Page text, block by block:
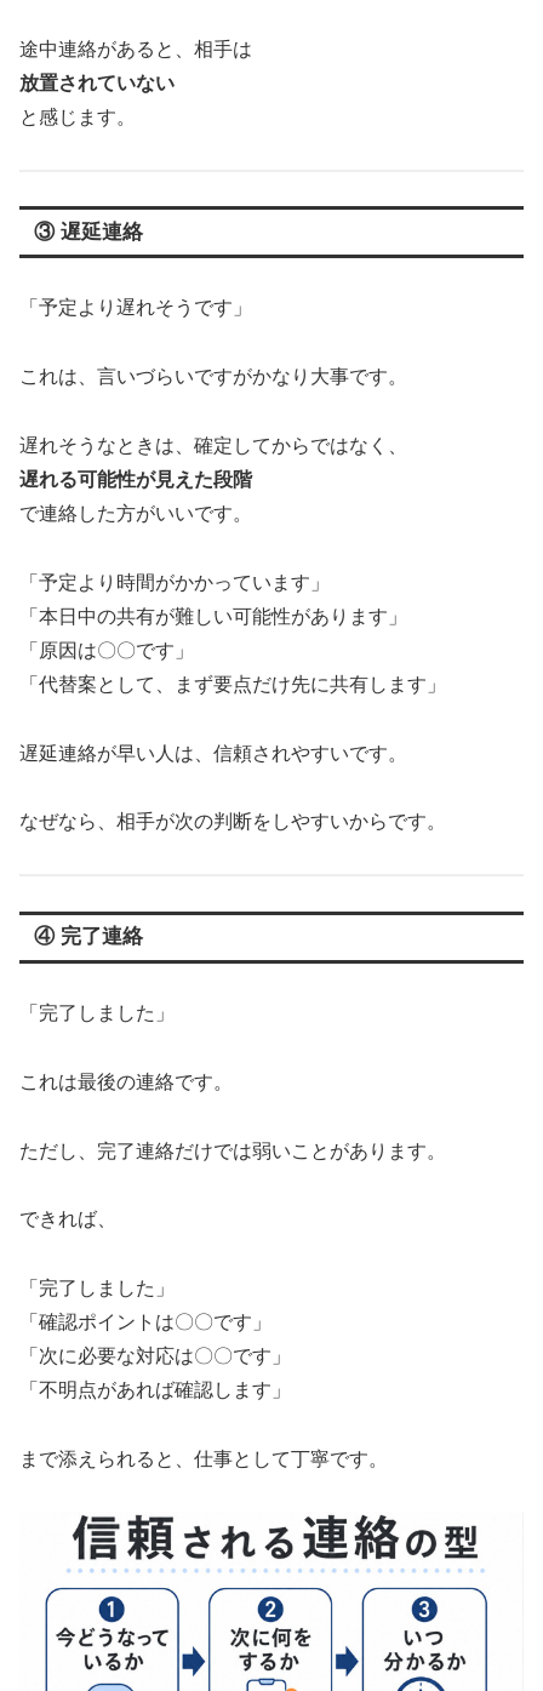
途中連絡があると、相手は
放置されていない
と感じます。
③ 遅延連絡
「予定より遅れそうです」
これは、言いづらいですがかなり大事です。
遅れそうなときは、確定してからではなく、
遅れる可能性が見えた段階
で連絡した方がいいです。
「予定より時間がかかっています」
「本日中の共有が難しい可能性があります」
「原因は〇〇です」
「代替案として、まず要点だけ先に共有します」
遅延連絡が早い人は、信頼されやすいです。
なぜなら、相手が次の判断をしやすいからです。
④ 完了連絡
「完了しました」
これは最後の連絡です。
ただし、完了連絡だけでは弱いことがあります。
できれば、
「完了しました」
「確認ポイントは〇〇です」
「次に必要な対応は〇〇です」
「不明点があれば確認します」
まで添えられると、仕事として丁寧です。